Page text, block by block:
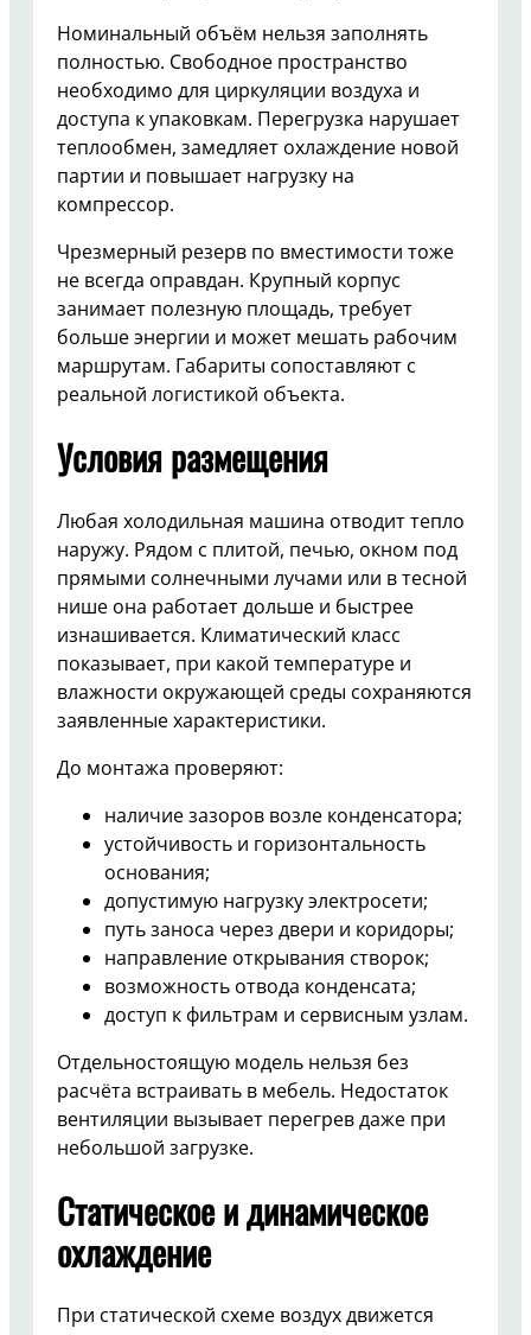
Номинальный объём нельзя заполнять
полностью. Свободное пространство
необходимо для циркуляции воздуха и
доступа к упаковкам. Перегрузка нарушает
теплообмен, замедляет охлаждение новой
партии и повышает нагрузку на
компрессор.
Чрезмерный резерв по вместимости тоже
не всегда оправдан. Крупный корпус
занимает полезную площадь, требует
больше энергии и может мешать рабочим
маршрутам. Габариты сопоставляют с
реальной логистикой объекта.
Условия размещения
Любая холодильная машина отводит тепло
наружу. Рядом с плитой, печью, окном под
прямыми солнечными лучами или в тесной
нише она работает дольше и быстрее
изнашивается. Климатический класс
показывает, при какой температуре и
влажности окружающей среды сохраняются
заявленные характеристики.
До монтажа проверяют:
наличие зазоров возле конденсатора;
устойчивость и горизонтальность
основания;
допустимую нагрузку электросети;
путь заноса через двери и коридоры;
направление открывания створок;
возможность отвода конденсата;
доступ к фильтрам и сервисным узлам.
Отдельностоящую модель нельзя без
расчёта встраивать в мебель. Недостаток
вентиляции вызывает перегрев даже при
небольшой загрузке.
Статическое и динамическое
охлаждение
При статической схеме воздух движется